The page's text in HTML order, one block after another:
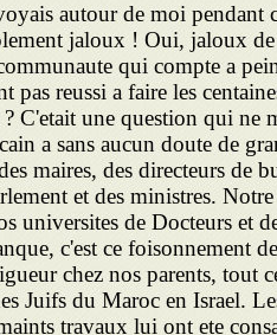
autour de moi pendant
jaloux ! Oui, jaloux
qui compte a
pas reussi a faire les
C'etait une question qui ne
a sans aucun doute de
maires, des directeurs de
et des ministres.
universites de Docteurs et
c'est ce foisonnement
chez nos parents, tout
Juifs du Maroc en Israel.
travaux lui ont ete